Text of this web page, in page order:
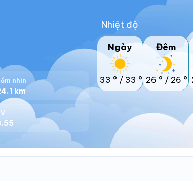
nhìn
km
Nhiệt độ
Ngày
33 ° / 33 °
Đêm
26 ° / 26 °